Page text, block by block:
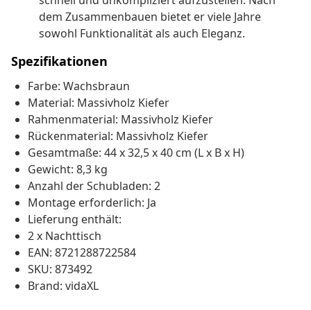
dem Zusammenbauen bietet er viele Jahre
sowohl Funktionalität als auch Eleganz.
Spezifikationen
Farbe: Wachsbraun
Material: Massivholz Kiefer
Rahmenmaterial: Massivholz Kiefer
Rückenmaterial: Massivholz Kiefer
Gesamtmaße: 44 x 32,5 x 40 cm (L x B x H)
Gewicht: 8,3 kg
Anzahl der Schubladen: 2
Montage erforderlich: Ja
Lieferung enthält:
2 x Nachttisch
EAN: 8721288722584
SKU: 873492
Brand: vidaXL